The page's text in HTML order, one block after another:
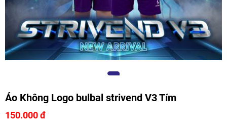
Áo Không Logo bulbal strivend V3 Tím
150.000 đ